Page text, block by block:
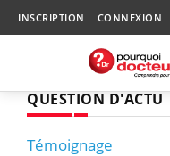
INSCRIPTION CONNEXION
QUESTION D'ACTU
Témoignage